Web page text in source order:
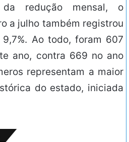
redução mensal, o
a julho também registrou
Ao todo, foram 607
ano, contra 669 no ano
representam a maior
do estado, iniciada